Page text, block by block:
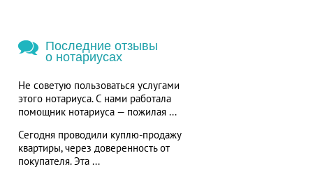
Последние отзывы
о нотариусах
Не советую пользоваться услугами
этого нотариуса. С нами работала
помощник нотариуса — пожилая ...
Сегодня проводили куплю-продажу
квартиры, через доверенность от
покупателя. Эта ...